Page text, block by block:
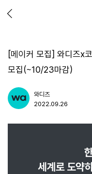
[메이커 모집] 와디즈x
모집(~10/23마감)
와디즈
2022.09.26